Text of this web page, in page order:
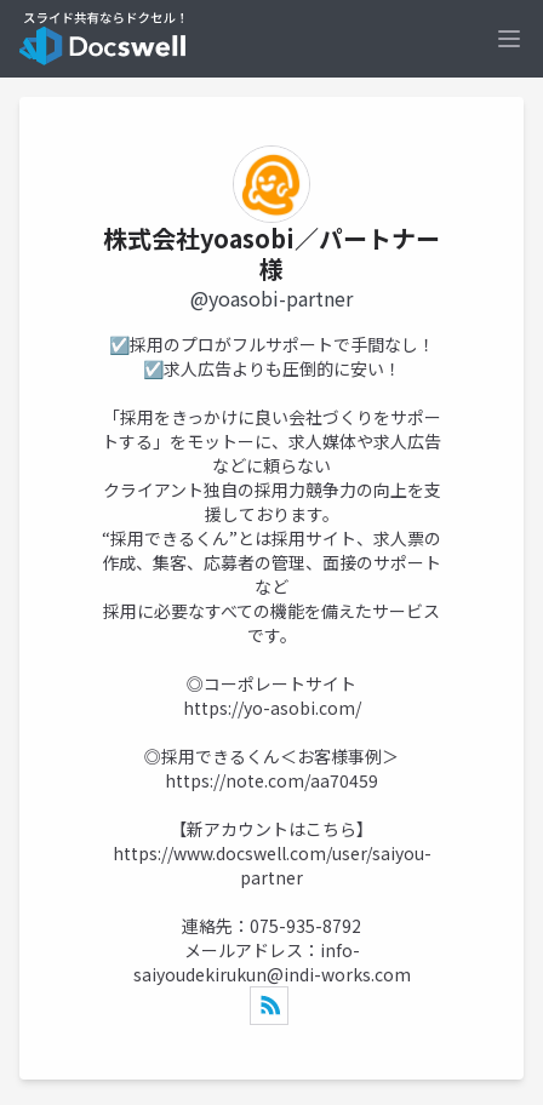
株式会社yoasobi／パートナー
様
@yoasobi-partner
☑採用のプロがフルサポートで手間なし！
☑求人広告よりも圧倒的に安い！
「採用をきっかけに良い会社づくりをサポー
トする」をモットーに、求人媒体や求人広告
などに頼らない
クライアント独自の採用力競争力の向上を支
援しております。
“採用できるくん”とは採用サイト、求人票の
作成、集客、応募者の管理、面接のサポート
など
採用に必要なすべての機能を備えたサービス
です。
◎コーポレートサイト
https://yo-asobi.com/
◎採用できるくん＜お客様事例＞
https://note.com/aa70459
【新アカウントはこちら】
https://www.docswell.com/user/saiyou-
partner
連絡先：075-935-8792
メールアドレス： info-
saiyoudekirukun@indi-works.com